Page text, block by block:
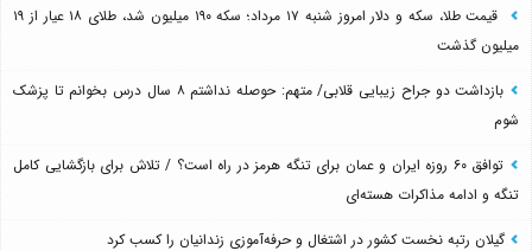
قیمت طلا، سکه و دلار امروز شنبه ۱۷ مرداد؛ سکه ۱۹۰ میلیون شد، طلای ۱۸ عیار از ۱۹
میلیون گذشت
بازداشت دو جراح زیبایی قلابی/ متهم: حوصله نداشتم ۸ سال درس بخوانم تا پزشک
شوم
توافق ۶۰ روزه ایران و عمان برای تنگه هرمز در راه است؟ / تلاش برای بازگشایی کامل
تنگه و ادامه مذاکرات هسته‌ای
گیلان رتبه نخست کشور در اشتغال و حرفه‌آموزی زندانیان را کسب کرد